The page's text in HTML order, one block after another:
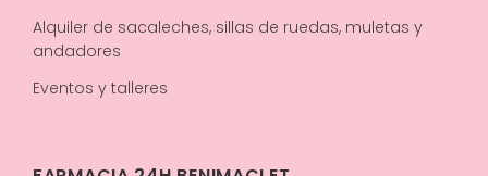
Alquiler de sacaleches, sillas de ruedas, muletas y
andadores
Eventos y talleres